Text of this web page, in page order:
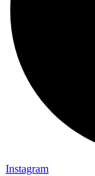
Instagram